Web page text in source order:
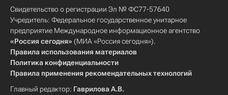
Свидетельство о регистрации Эл № ФС77-57640
Учредитель: Федеральное государственное унитарное
предприятие Международное информационное агентство
«Россия сегодня» (МИА «Россия сегодня»).
Правила использования материалов
Политика конфиденциальности
Правила применения рекомендательных технологий
Главный редактор: Гаврилова А.В.